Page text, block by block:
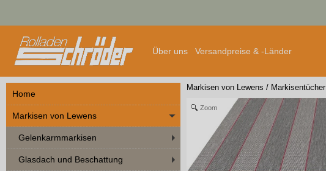
Über uns Versandpreise & -Länder
Home
Markisen von Lewens
Gelenkarmmarkisen
Glasdach und Beschattung
Markisen von Lewens / Markisentücher
Zoom